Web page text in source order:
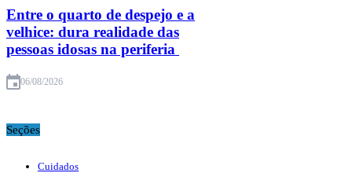
Entre o quarto de despejo e a
velhice: dura realidade das
pessoas idosas na periferia
06/08/2026
Seções
Cuidados